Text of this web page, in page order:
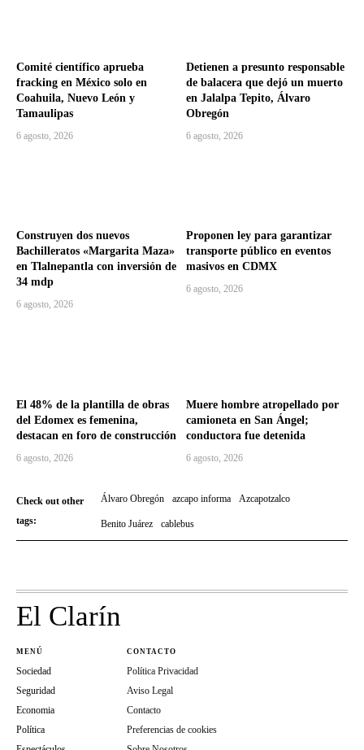
Comité científico aprueba
fracking en México solo en
Coahuila, Nuevo León y
Tamaulipas
6 agosto, 2026
Detienen a presunto responsable
de balacera que dejó un muerto
en Jalalpa Tepito, Álvaro
Obregón
6 agosto, 2026
Construyen dos nuevos
Bachilleratos «Margarita Maza»
en Tlalnepantla con inversión de
34 mdp
6 agosto, 2026
Proponen ley para garantizar
transporte público en eventos
masivos en CDMX
6 agosto, 2026
El 48% de la plantilla de obras
del Edomex es femenina,
destacan en foro de construcción
6 agosto, 2026
Muere hombre atropellado por
camioneta en San Ángel;
conductora fue detenida
6 agosto, 2026
Check out other
tags:
Álvaro Obregón azcapo informa Azcapotzalco
Benito Juárez cablebus
El Clarín
MENÚ
Sociedad
Seguridad
Economia
Política
CONTACTO
Política Privacidad
Aviso Legal
Contacto
Preferencias de cookies